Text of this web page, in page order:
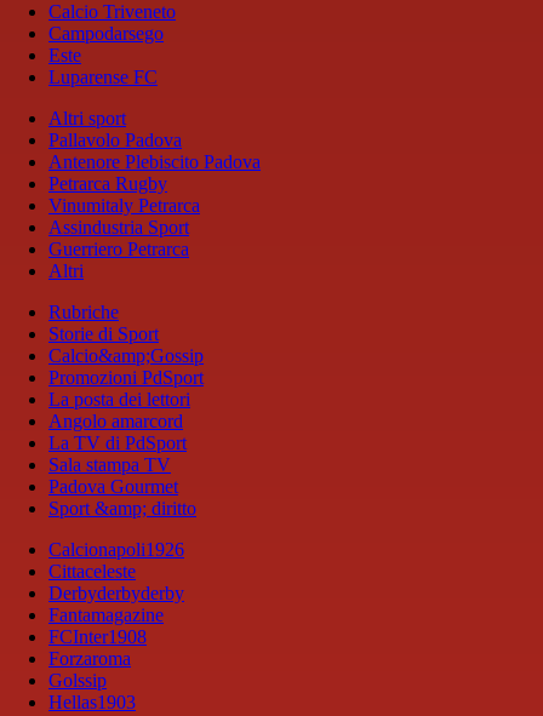
Calcio Triveneto
Campodarsego
Este
Luparense FC
Altri sport
Pallavolo Padova
Antenore Plebiscito Padova
Petrarca Rugby
Vinumitaly Petrarca
Assindustria Sport
Guerriero Petrarca
Altri
Rubriche
Storie di Sport
Calcio&amp;Gossip
Promozioni PdSport
La posta dei lettori
Angolo amarcord
La TV di PdSport
Sala stampa TV
Padova Gourmet
Sport &amp; diritto
Calcionapoli1926
Cittaceleste
Derbyderbyderby
Fantamagazine
FCInter1908
Forzaroma
Golssip
Hellas1903